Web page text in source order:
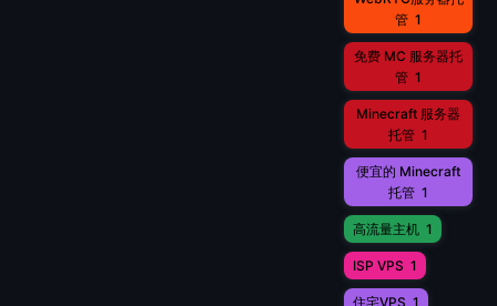
管 1
免费 MC 服务器托
管 1
Minecraft 服务器
托管 1
便宜的 Minecraft
托管 1
高流量主机 1
ISP VPS 1
住宅VPS 1